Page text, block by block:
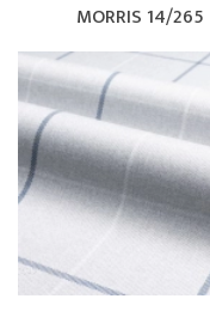
MORRIS 14/265